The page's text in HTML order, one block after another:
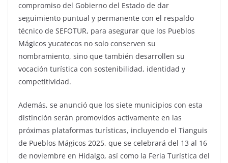
compromiso del Gobierno del Estado de dar
seguimiento puntual y permanente con el respaldo
técnico de SEFOTUR, para asegurar que los Pueblos
Mágicos yucatecos no solo conserven su
nombramiento, sino que también desarrollen su
vocación turística con sostenibilidad, identidad y
competitividad.
Además, se anunció que los siete municipios con esta
distinción serán promovidos activamente en las
próximas plataformas turísticas, incluyendo el Tianguis
de Pueblos Mágicos 2025, que se celebrará del 13 al 16
de noviembre en Hidalgo, así como la Feria Turística del